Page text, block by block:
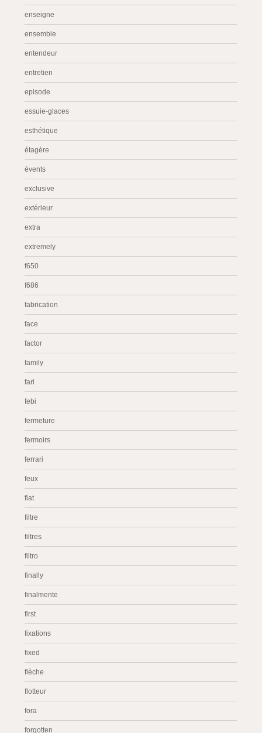
enseigne
ensemble
entendeur
entretien
episode
essuie-glaces
esthétique
étagère
évents
exclusive
extérieur
extra
extremely
f650
f686
fabrication
face
factor
family
fari
febi
fermeture
fermoirs
ferrari
feux
fiat
filtre
filtres
filtro
finally
finalmente
first
fixations
fixed
flèche
flotteur
fora
forgotten